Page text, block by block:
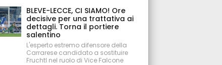
BLEVE-LECCE, CI SIAMO! Ore
decisive per una trattativa ai
dettagli. Torna il portiere
salentino
L'esperto estremo difensore della
Carrarese candidato a sostituire
Fruchtl nel ruolo di Vice Falcone